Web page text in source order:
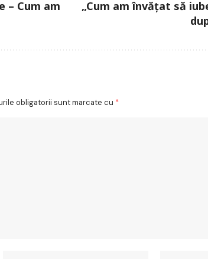
– Cum am
„Cum am învățat să
obligatorii sunt marcate cu *